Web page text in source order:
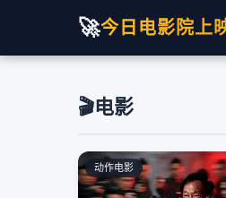
🚀今日电影院上
🎬电影
动作电影